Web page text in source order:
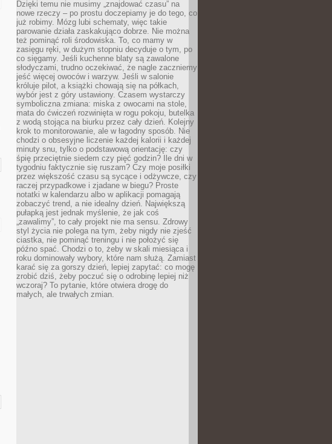
Dzięki temu nie musimy „znajdować czasu” na
nowe rzeczy – po prostu doczepiamy je do tego, co
już robimy. Mózg lubi schematy, więc takie
parowanie działa zaskakująco dobrze. Nie można
też pominąć roli środowiska. To, co mamy w
zasięgu ręki, w dużym stopniu decyduje o tym, po
co sięgamy. Jeśli kuchenne blaty są zawalone
słodyczami, trudno oczekiwać, że nagle zaczniemy
jeść więcej owoców i warzyw. Jeśli w salonie
króluje pilot, a książki chowają się na półkach,
wybór jest z góry ustawiony. Czasem wystarczy
symboliczna zmiana: miska z owocami na stole,
mata do ćwiczeń rozwinięta w rogu pokoju, butelka
z wodą stojąca na biurku przez cały dzień. Kolejny
krok to monitorowanie, ale w łagodny sposób. Nie
chodzi o obsesyjne liczenie każdej kalorii i każdej
minuty snu, tylko o podstawową orientację: czy
śpię przeciętnie siedem czy pięć godzin? Ile dni w
tygodniu faktycznie się ruszam? Czy moje posiłki
przez większość czasu są sycące i odżywcze, czy
raczej przypadkowe i zjadane w biegu? Proste
notatki w kalendarzu albo w aplikacji pomagają
zobaczyć trend, a nie idealny dzień. Największą
pułapką jest jednak myślenie, że jak coś
„zawalimy”, to cały projekt nie ma sensu. Zdrowy
styl życia nie polega na tym, żeby nigdy nie zjeść
ciastka, nie pominąć treningu i nie położyć się
późno spać. Chodzi o to, żeby w skali miesiąca i
roku dominowały wybory, które nam służą. Zamiast
karać się za gorszy dzień, lepiej zapytać: co mogę
zrobić dziś, żeby poczuć się o odrobinę lepiej niż
wczoraj? To pytanie, które otwiera drogę do
małych, ale trwałych zmian.